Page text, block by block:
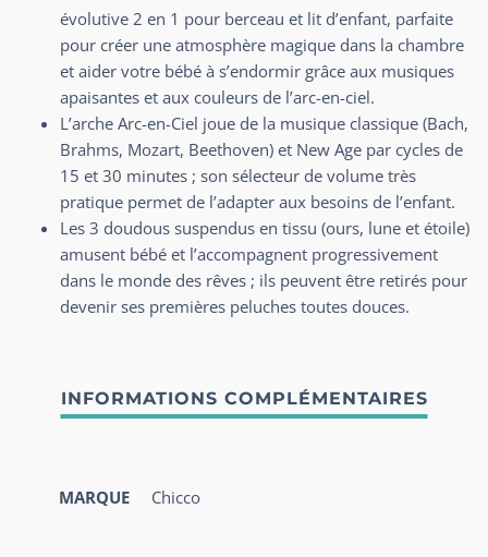
évolutive 2 en 1 pour berceau et lit d’enfant, parfaite
pour créer une atmosphère magique dans la chambre
et aider votre bébé à s’endormir grâce aux musiques
apaisantes et aux couleurs de l’arc-en-ciel.
L’arche Arc-en-Ciel joue de la musique classique (Bach,
Brahms, Mozart, Beethoven) et New Age par cycles de
15 et 30 minutes ; son sélecteur de volume très
pratique permet de l’adapter aux besoins de l’enfant.
Les 3 doudous suspendus en tissu (ours, lune et étoile)
amusent bébé et l’accompagnent progressivement
dans le monde des rêves ; ils peuvent être retirés pour
devenir ses premières peluches toutes douces.
MARQUE Chicco